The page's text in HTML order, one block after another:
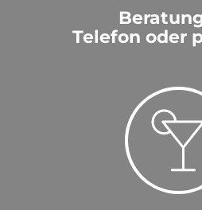
Telefon oder